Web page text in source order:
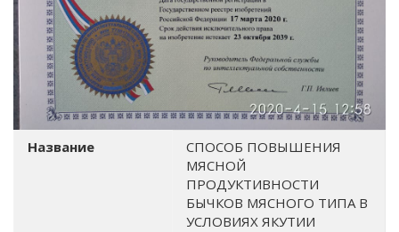
Название
СПОСОБ ПОВЫШЕНИЯ
МЯСНОЙ
ПРОДУКТИВНОСТИ
БЫЧКОВ МЯСНОГО ТИПА В
УСЛОВИЯХ ЯКУТИИ